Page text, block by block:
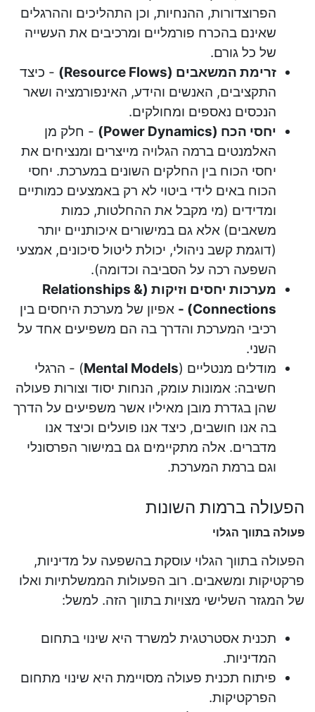
הפרוצדורות, ההנחיות, וכן התהליכים וההרגלים
שאינם בהכרח פורמליים ומרכיבים את העשייה
של כל גורם.
זרימת המשאבים (Resource Flows)
- כיצד
התקציבים, האנשים והידע, האינפורמציה ושאר
הנכסים נאספים ומחולקים.
יחסי הכח (Power Dynamics)
- חלק מן
האלמנטים ברמה הגלויה מייצרים ומנציחים את
יחסי הכוח בין החלקים השונים במערכת. יחסי
הכוח באים לידי ביטוי לא רק באמצעים כמותיים
ומדידים (מי מקבל את ההחלטות, כמות
משאבים) אלא גם במישורים איכותניים יותר
(דוגמת קשב ניהולי, יכולת ליטול סיכונים, אמצעי
השפעה רכה על הסביבה וכדומה).
מערכות יחסים וזיקות (Relationships &
Connections) -
אפיון של מערכת היחסים בין
רכיבי המערכת והדרך בה הם משפיעים אחד על
השני.
מודלים מנטליים (Mental Models) - הרגלי
חשיבה: אמונות עומק, הנחות יסוד וצורות פעולה
שהן בגדרת מובן מאיליו אשר משפיעים על הדרך
בה אנו חושבים, כיצד אנו פועלים וכיצד אנו
מדברים. אלה מתקיימים גם במישור הפרסונלי
וגם ברמת המערכת.
הפעולה ברמות השונות
פעולה בתווך הגלוי
הפעולה בתווך הגלוי עוסקת בהשפעה על מדיניות,
פרקטיקות ומשאבים. רוב הפעולות הממשלתיות ואלו
של המגזר השלישי מצויות בתווך הזה. למשל:
תכנית אסטרטגית למשרד היא שינוי בתחום
המדיניות.
פיתוח תכנית פעולה מסויימת היא שינוי מתחום
הפרקטיקות.